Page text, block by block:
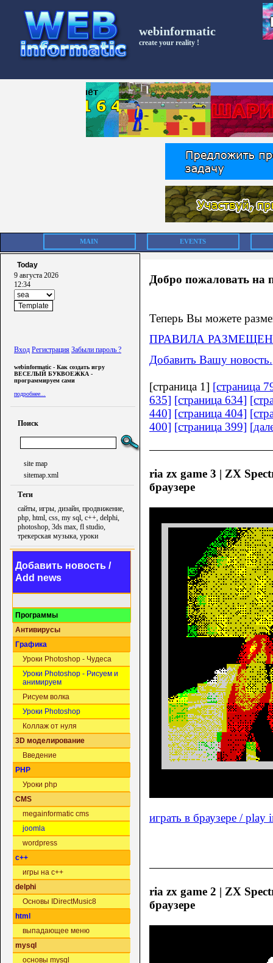
webinformatic
create your reality !
MAIN EVENTS
Today
9 августа 2026
12:34
Вход Регистрация Забыли пароль ?
webinformatic - Как создать игру
ВЕСЕЛЫЙ БУКВОЕЖКА -
программируем сами
подробнее...
Поиск
site map
sitemap.xml
Теги
сайты, игры, дизайн, продвижение,
php, html, css, my sql, c++, delphi,
photoshop, 3ds max, fl studio,
трекерская музыка, уроки
Добавить новость /
Add news
Программы
Антивирусы
Графика
Уроки Photoshop - Чудеса
Уроки Photoshop - Рисуем и
анимируем
Рисуем волка
Уроки Photoshop
Коллаж от нуля
3D моделирование
Введение
PHP
Уроки php
CMS
megainformatic cms
joomla
wordpress
c++
игры на c++
delphi
Основы IDirectMusic8
html
выпадающее меню
mysql
основы mysql
Добро пожаловать на
Теперь Вы можете
ПРАВИЛА
Добавить Вашу новость.
[страница 1] [страница
635] [страница 634]
440] [страница 404]
400] [страница 399]
ria zx game 3 | ZX
браузере
играть в браузере / play
ria zx game 2 | ZX
браузере